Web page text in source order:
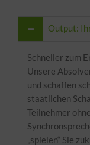
Output:
Schneller zum
Unsere
und schaffen
staatlichen
Teilnehmer
„spielen“ Sie